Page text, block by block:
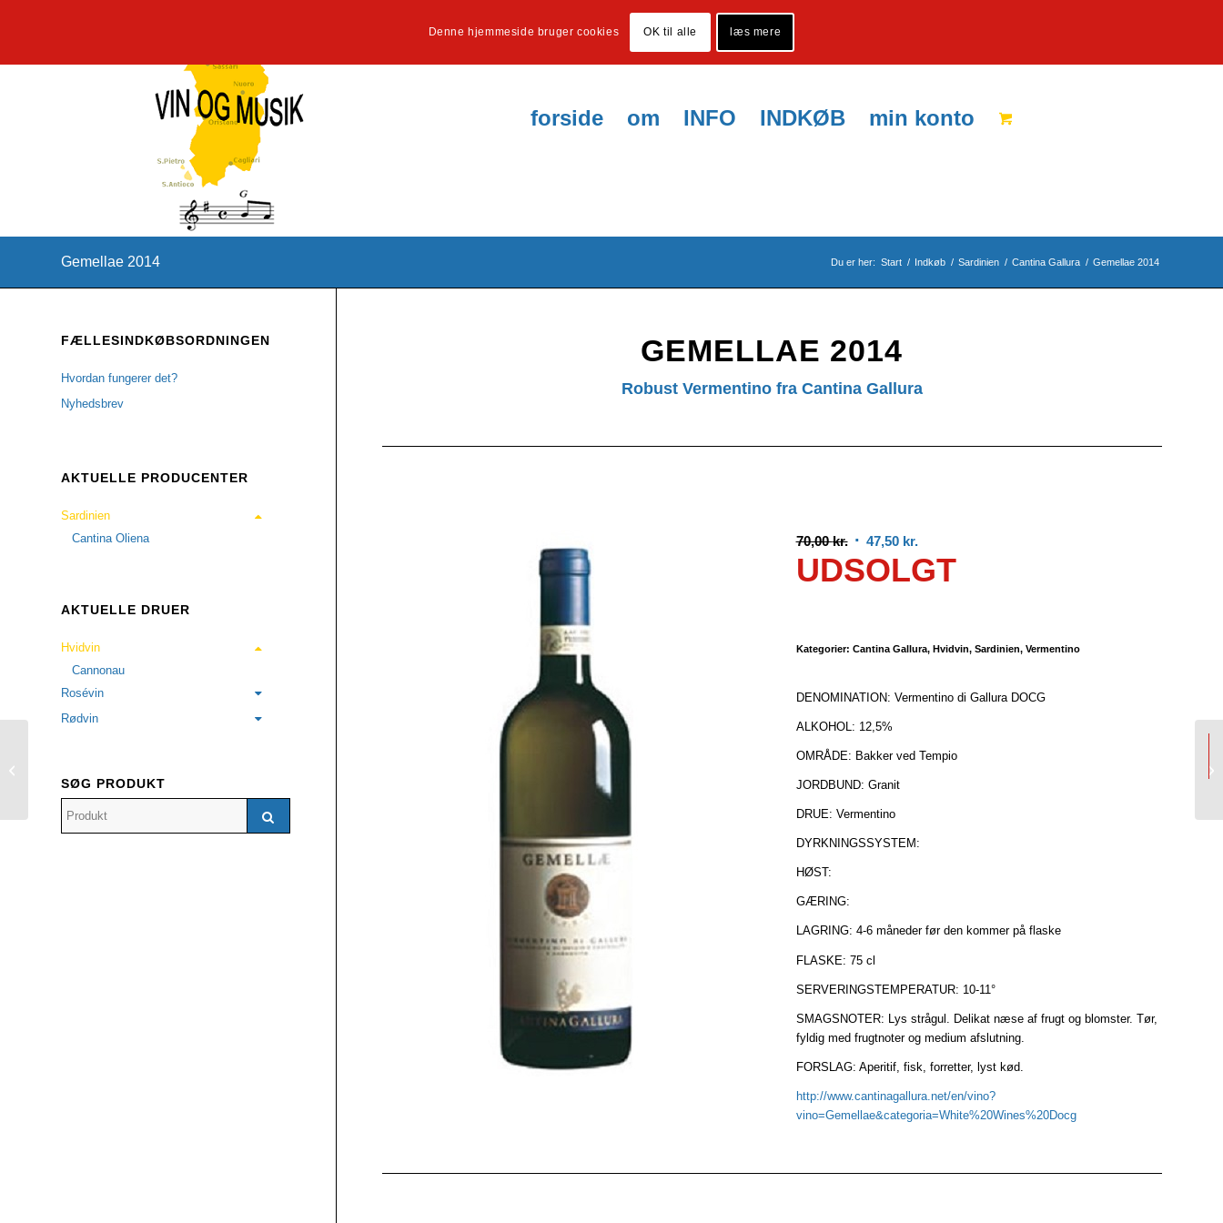
forside om INFO INDKØB min konto
Gemellae 2014 Du er her: Start / Indkøb / Sardinien / Cantina Gallura / Gemellae 2014
GEMELLAE 2014
Robust Vermentino fra Cantina Gallura
70,00kr. Den
oprindelige
pris
47,50 kr.
aktuelle
pris
UDSOLGT
Kategorier: Cantina Gallura, Hvidvin, Sardinien, Vermentino
DENOMINATION: Vermentino di Gallura DOCG
ALKOHOL: 12,5%
OMRÅDE: Bakker ved Tempio
JORDBUND: Granit
DRUE: Vermentino
DYRKNINGSSYSTEM:
HØST:
GÆRING:
LAGRING: 4-6 måneder før den kommer på flaske
FLASKE: 75 cl
SERVERINGSTEMPERATUR: 10-11°
SMAGSNOTER: Lys strågul. Delikat næse af frugt og blomster. Tør,
fyldig med frugtnoter og medium afslutning.
FORSLAG: Aperitif, fisk, forretter, lyst kød.
http://www.cantinagallura.net/en/vino?
vino=Gemellae&categoria=White%20Wines%20Docg
FÆLLESINDKØBSORDNINGEN
Hvordan fungerer det?
Nyhedsbrev
AKTUELLE PRODUCENTER
Sardinien
Cantina Oliena
AKTUELLE DRUER
Hvidvin
Cannonau
Rosévin
Rødvin
SØG PRODUKT
Denne hjemmeside bruger cookies OK til alle læs mere